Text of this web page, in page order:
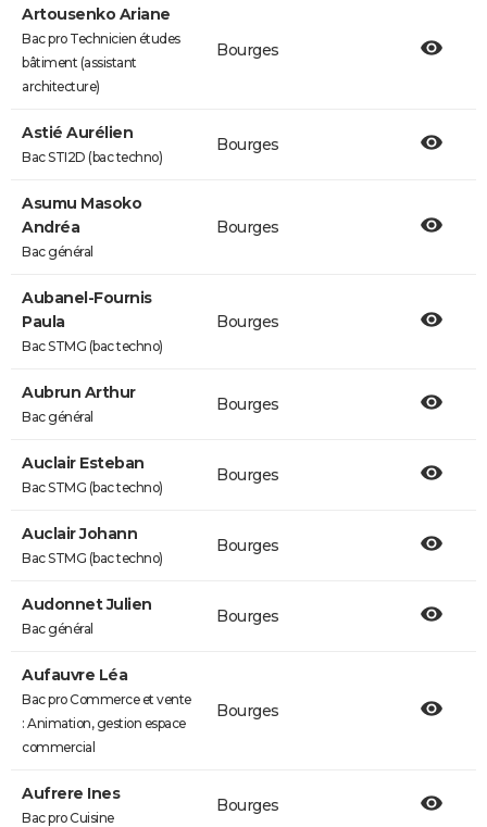
Artousenko Ariane
Bac pro Technicien études
bâtiment (assistant
architecture)
Bourges
Astié Aurélien
Bac STI2D (bac techno)
Bourges
Asumu Masoko
Andréa
Bac général
Bourges
Aubanel-Fournis
Paula
Bac STMG (bac techno)
Bourges
Aubrun Arthur
Bac général
Bourges
Auclair Esteban
Bac STMG (bac techno)
Bourges
Auclair Johann
Bac STMG (bac techno)
Bourges
Audonnet Julien
Bac général
Bourges
Aufauvre Léa
Bac pro Commerce et vente
: Animation, gestion espace
commercial
Bourges
Aufrere Ines
Bac pro Cuisine
Bourges